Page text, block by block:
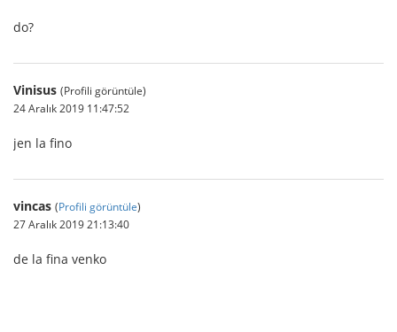
do?
Vinisus (Profili görüntüle)
24 Aralık 2019 11:47:52
jen la fino
vincas (Profili görüntüle)
27 Aralık 2019 21:13:40
de la fina venko